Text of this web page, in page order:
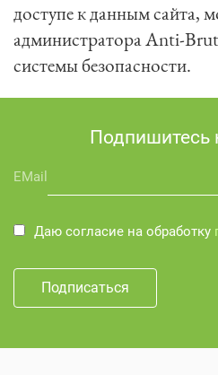
доступе к данным сайта,
администратора Anti-
системы безопасности.
Подпишитесь
EMail
Даю согласие на обработку